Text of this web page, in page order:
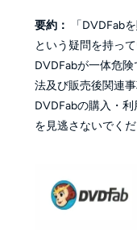
要約：
「DVDFab
という疑問を持っ
DVDFabが一体危
法及び販売後関連
DVDFabの購入・
を見逃さないでくだ